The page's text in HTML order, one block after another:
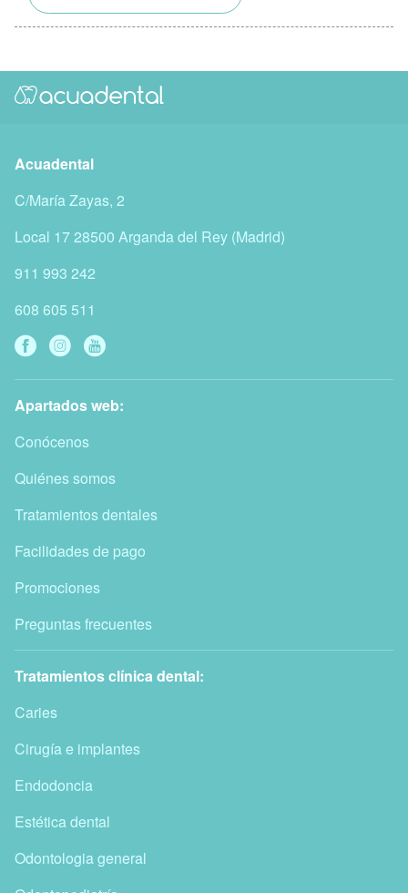
Acuadental
C/María Zayas, 2
Local 1728500 Arganda del Rey (Madrid)
911 993 242
608 605 511
Apartados web:
Conócenos
Quiénes somos
Tratamientos dentales
Facilidades de pago
Promociones
Preguntas frecuentes
Tratamientos clínica dental:
Caries
Cirugía e implantes
Endodoncia
Estética dental
Odontologia general